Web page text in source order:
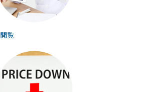
閲覧